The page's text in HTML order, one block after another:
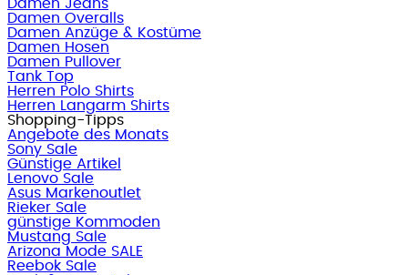
Damen Jeans
Damen Overalls
Damen Anzüge & Kostüme
Damen Hosen
Damen Pullover
Tank Top
Herren Polo Shirts
Herren Langarm Shirts
Shopping-Tipps
Angebote des Monats
Sony Sale
Günstige Artikel
Lenovo Sale
Asus Markenoutlet
Rieker Sale
günstige Kommoden
Mustang Sale
Arizona Mode SALE
Reebok Sale